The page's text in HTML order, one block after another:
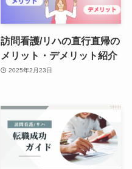
訪問看護/リハの直行直帰の
メリット・デメリット紹介
2025年2月23日